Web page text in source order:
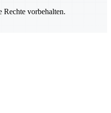
vorbehalten.